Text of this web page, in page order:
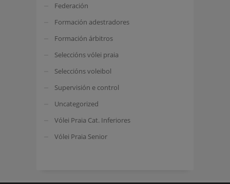
Federación
Formación adestradores
Formación árbitros
Seleccións vólei praia
Seleccións voleibol
Supervisión e control
Uncategorized
Vólei Praia Cat. Inferiores
Vólei Praia Senior